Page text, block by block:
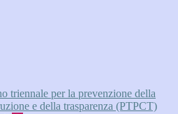
triennale per la prevenzione della
e della trasparenza (PTPCT)